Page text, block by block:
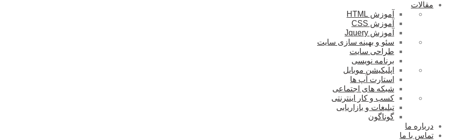
مقالات
آموزش HTML
آموزش CSS
آموزش Jquery
سئو و بهینه سازی سایت
طراحی سایت
برنامه نویسی
اپلیکیشن موبایل
استارت آپ ها
شبکه های اجتماعی
کسب و کار اینترنتی
تبلیغات و بازاریابی
گوناگون
درباره ما
تماس با ما